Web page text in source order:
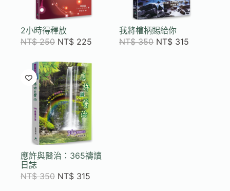
2小時得釋放
NT$250 NT$ 225
我將權柄賜給你
NT$350 NT$ 315
應許與醫治：365禱讀
日誌
NT$350 NT$ 315